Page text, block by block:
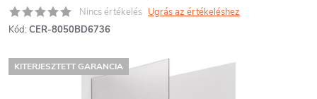
Nincs értékelés Ugrás az értékeléshez
Kód: CER-8050BD6736
KITERJESZTETT GARANCIA